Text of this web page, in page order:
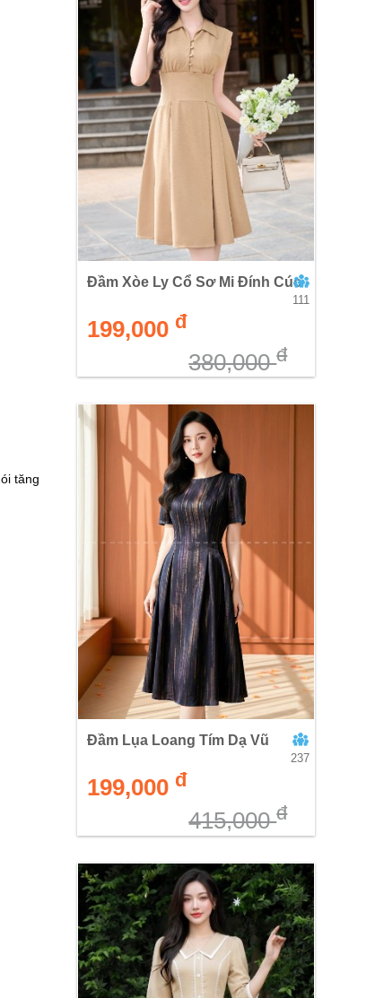
tăng
Đầm Xòe Ly Cổ Sơ Mi Đính Cúc
199,000 đ
380,000đ
111
Đầm Lụa Loang Tím Dạ Vũ
199,000 đ
415,000đ
237